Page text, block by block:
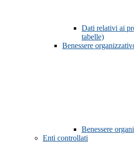
Dati relativi ai
tabelle)
Benessere
Benessere
Enti controllati